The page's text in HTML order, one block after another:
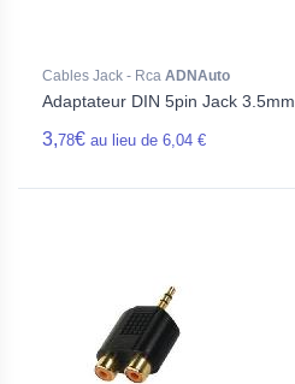
Cables Jack - Rca ADNAuto
Adaptateur DIN 5pin Jack 3.5mm
3,78€ au lieu de 6,04 €